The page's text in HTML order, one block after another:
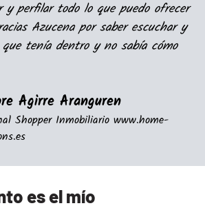
y perfilar todo lo que puedo ofrecer
Azucena por saber escuchar y
tenía dentro y no sabía cómo
Agirre Aranguren
Shopper Inmobiliario www.home-
es el mío